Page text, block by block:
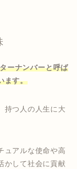
ーナンバーと呼ば
ます。
持つ人の人生に大
ュアルな使命や高
かして社会に貢献